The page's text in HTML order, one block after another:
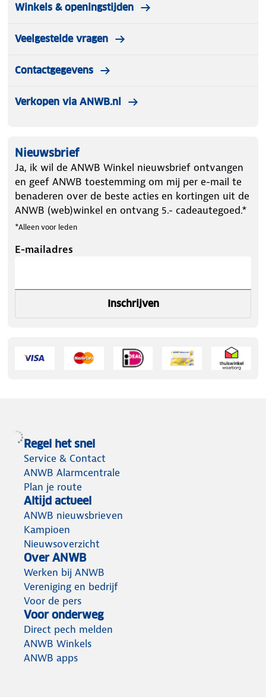
Winkels & openingstijden
Veelgestelde vragen
Contactgegevens
Verkopen via ANWB.nl
Nieuwsbrief
Ja, ik wil de ANWB Winkel nieuwsbrief ontvangen
en geef ANWB toestemming om mij per e-mail te
benaderen over de beste acties en kortingen uit de
ANWB (web)winkel en ontvang 5.- cadeautegoed.*
*Alleen voor leden
E-mailadres
Inschrijven
Regel het snel
Service & Contact
ANWB Alarmcentrale
Plan je route
Altijd actueel
ANWB nieuwsbrieven
Kampioen
Nieuwsoverzicht
Over ANWB
Werken bij ANWB
Vereniging en bedrijf
Voor de pers
Voor onderweg
Direct pech melden
ANWB Winkels
ANWB apps